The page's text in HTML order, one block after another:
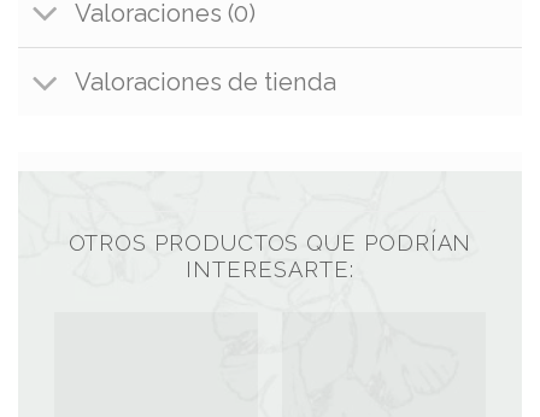
Valoraciones (0)
Valoraciones de tienda
OTROS PRODUCTOS QUE PODRÍAN
INTERESARTE: